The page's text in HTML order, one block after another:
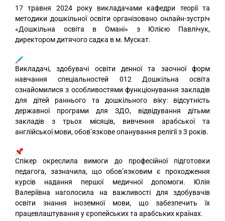
17 травня 2024 року викладачами кафедри теорії та
методики дошкільної освіти організовано онлайн-зустріч
«Дошкільна освіта в Омані» з Юлією Павлічук,
директором дитячого садка в м. Мускат.
Викладачі, здобувачі освіти денної та заочної форм
навчання спеціальностей 012 Дошкільна освіта
ознайомилися з особливостями функціонування закладів
для дітей раннього та дошкільного віку: відсутність
державної програми для ЗДО, відвідування дітьми
закладів з трьох місяців, вивчення арабської та
англійської мови, обов’язкове опанування релігії з 3 років.
Спікер окреслила вимоги до професійної підготовки
педагога, зазначила, що обов’язковим є проходження
курсів надання першої медичної допомоги. Юлія
Валеріївна наголосила на важливості для здобувачів
освіти знання іноземної мови, що забезпечить їх
працевлаштування у єропейських та арабських країнах.